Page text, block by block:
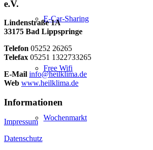
E-Car-Sharing
Free Wifi
Wochenmarkt
e.V.
Lindenstraße 1A
33175 Bad Lippspringe
Telefon 05252 26265
Telefax 05251 1322733265
E-Mail info@heilklima.de
Web www.heilklima.de
Informationen
Impressum
Datenschutz